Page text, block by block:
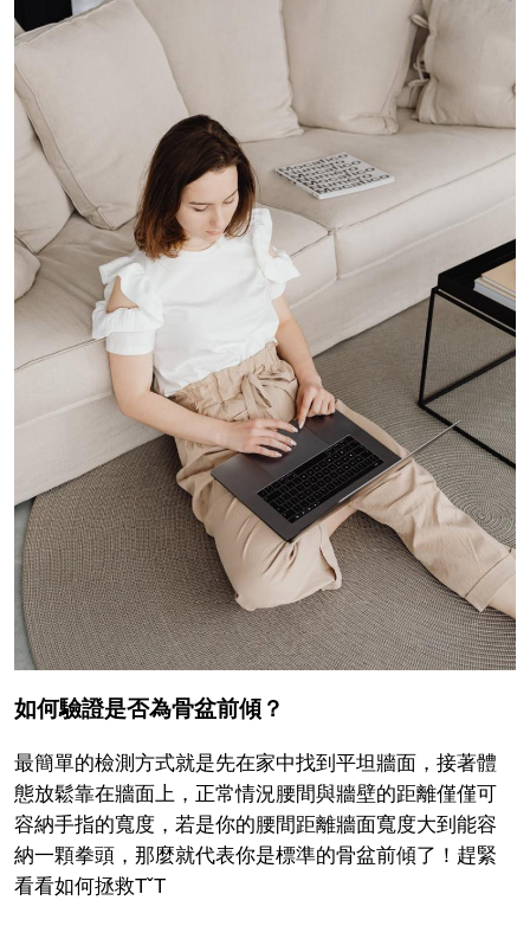
如何驗證是否為骨盆前傾？
最簡單的檢測方式就是先在家中找到平坦牆面，接著體
態放鬆靠在牆面上，正常情況腰間與牆壁的距離僅僅可
容納手指的寬度，若是你的腰間距離牆面寬度大到能容
納一顆拳頭，那麼就代表你是標準的骨盆前傾了！趕緊
看看如何拯救TˇT